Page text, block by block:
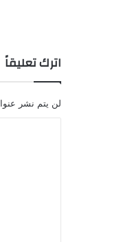
اترك تعليقاً
لن يتم نشر